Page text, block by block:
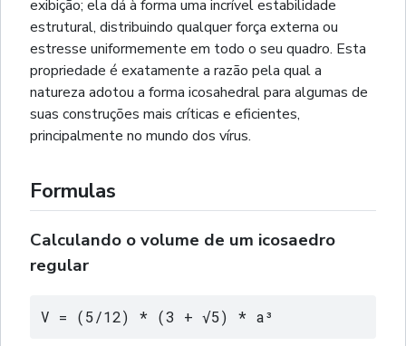
exibição; ela dá à forma uma incrível estabilidade
estrutural, distribuindo qualquer força externa ou
estresse uniformemente em todo o seu quadro. Esta
propriedade é exatamente a razão pela qual a
natureza adotou a forma icosahedral para algumas de
suas construções mais críticas e eficientes,
principalmente no mundo dos vírus.
Formulas
Calculando o volume de um icosaedro
regular
V = (5/12) * (3 + √5) * a³